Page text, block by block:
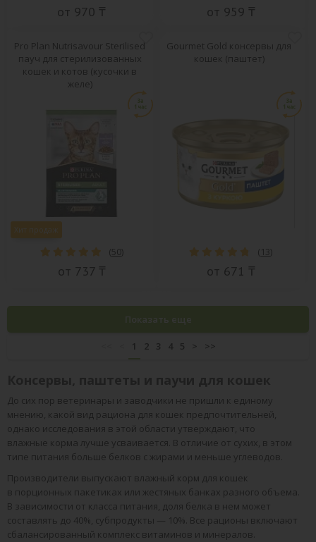
от 970 ₸ от 959 ₸
Pro Plan Nutrisavour Sterilised
пауч для стерилизованных
кошек и котов (кусочки в
желе)
Хит продаж
(50)
от 737 ₸
Gourmet Gold консервы для
кошек (паштет)
( 13)
от 671 ₸
Показать еще
1 2 3 4 5 > >>
До сих пор ветеринары и заводчики не пришли к единому
мнению, какой вид рациона для кошек предпочтительней,
однако исследования в этой области утверждают, что
влажные корма лучше усваивается. В отличие от сухих, в этом
типе питания больше белков с жирами и меньше углеводов.
Производители выпускают влажный корм для кошек
в порционных пакетиках или жестяных банках разного объема.
В зависимости от класса питания, доля белка в нем может
составлять до 40%, субпродукты — 10%. Все рационы включают
сбалансированный комплекс витаминов и минералов.